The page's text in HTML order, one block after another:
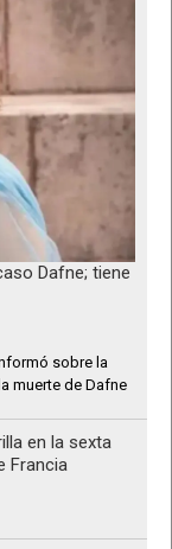
Dafne; tiene
sobre la
muerte de Dafne
en la sexta
Francia